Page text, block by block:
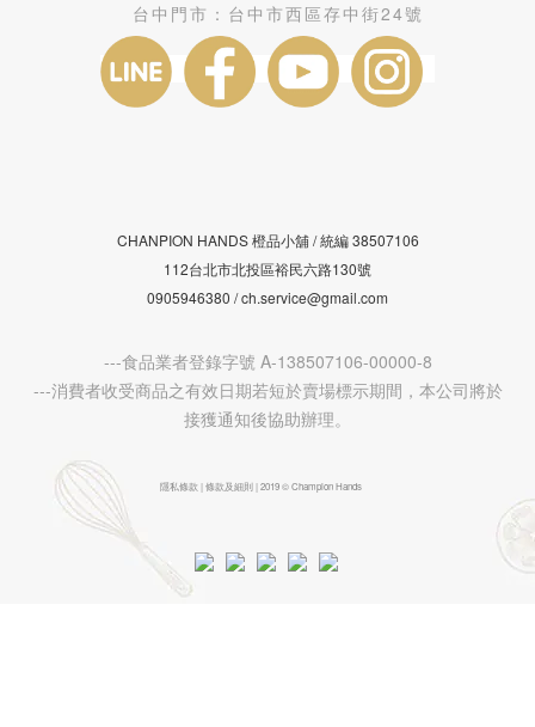
台中門市： 台中市西區存中街24號
CHANPION HANDS 橙品小舖 /統編38507106
112台北市北投區裕民六路130號
0905946380 / ch.service@gmail.com
---食品業者登錄字號 A-138507106-00000-8
---消費者收受商品之有效日期若短於賣場標示期間，本公司將於
接獲通知後協助辦理。
隱私條款 | 條款及細則 | 2019 © Champion Hands